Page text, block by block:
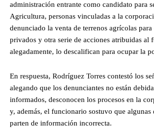
administración entrante como candidato para
Agricultura, personas vinculadas a la
denunciado la venta de terrenos agrícolas
privados y otra serie de acciones atribuidas al
alegadamente, lo descalifican para ocupar la
En respuesta, Rodríguez Torres contestó los
alegando que los denunciantes no están
informados, desconocen los procesos en la
y, además, el funcionario sostuvo que algunas
parten de información incorrecta.